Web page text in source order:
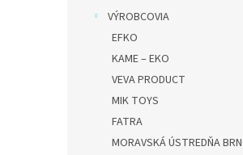
VÝROBCOVIA
EFKO
KAME – EKO
VEVA PRODUCT
MIK TOYS
FATRA
MORAVSKÁ ÚSTREDŇA